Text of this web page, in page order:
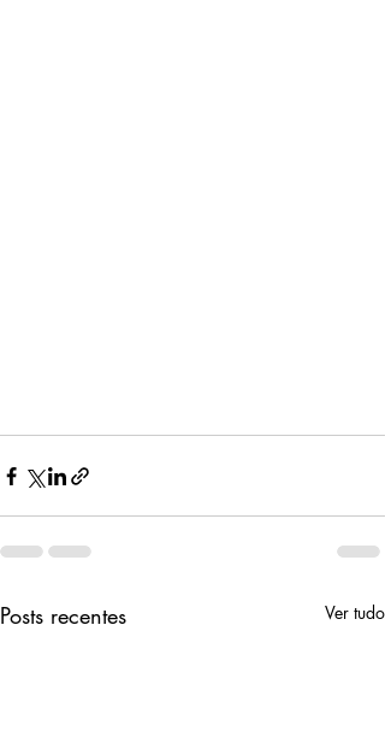
Posts recentes Ver tudo